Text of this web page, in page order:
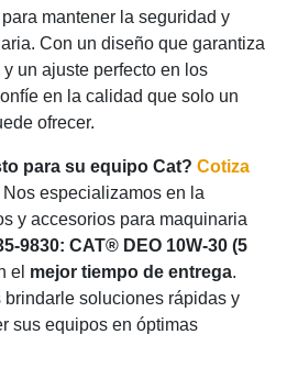
mantener la seguridad y
Con un diseño que garantiza
un ajuste perfecto en los
en la calidad que solo un
ofrecer.
para su equipo Cat? Cotiza
Nos especializamos en la
y accesorios para maquinaria
9830: CAT® DEO 10W-30 (5
el mejor tiempo de entrega.
brindarle soluciones rápidas y
sus equipos en óptimas